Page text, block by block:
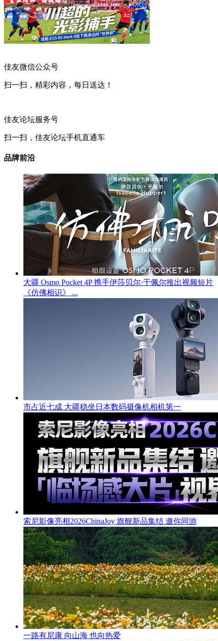
佳友微信公众号
扫一扫，精彩内容，每日送达！
佳友论坛服务号
扫一扫，佳友论坛手机直通车
品牌前沿
大疆 Osmo Pocket 4P 携手伊莎贝尔·于佩尔推出视频短片
《仿佛相识》 ...
市占近七成 大疆稳坐日本数码摄像机相机第一
索尼影像亮相2026ChinaJoy 旗舰新品集结 邀你同游
一路有尼康 向山海 也向热爱